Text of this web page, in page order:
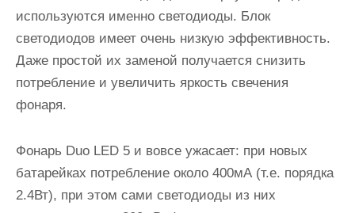
используются именно светодиоды. Блок
светодиодов имеет очень низкую эффективность.
Даже простой их заменой получается снизить
потребление и увеличить яркость свечения
фонаря.
Фонарь Duo LED 5 и вовсе ужасает: при новых
батарейках потребление около 400мА (т.е. порядка
2.4Вт), при этом сами светодиоды из них